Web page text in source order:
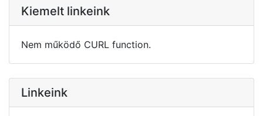
Kiemelt linkeink
Nem működő CURL function.
Linkeink